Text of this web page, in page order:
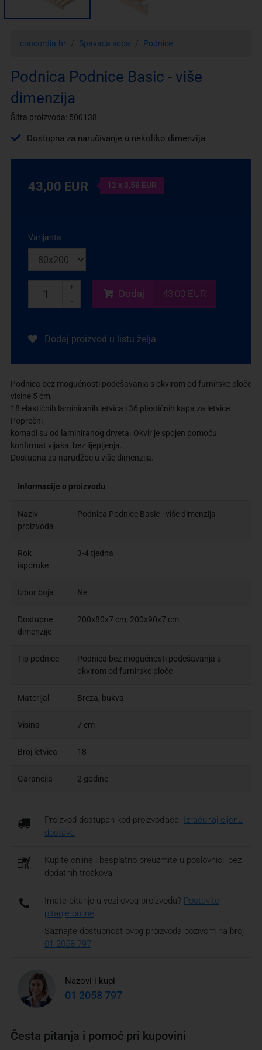
concordia.hr Spavaća soba Podnice
Podnica Podnice Basic - više
dimenzija
Šifra proizvoda: 500138
Dostupna za naručivanje u nekoliko dimenzija
43,00 EUR 12 x 3,58 EUR
Varijanta
+
-
Dodaj 43,00 EUR
Dodaj proizvod u listu želja
Podnica bez mogućnosti podešavanja s okvirom od furnirske ploče
visine 5 cm,
18 elastičnih laminiranih letvica i 36 plastičnih kapa za letvice.
Poprečni
komadi su od laminiranog drveta. Okvir je spojen pomoću
konfirmat vijaka, bez lijepljenja.
Dostupna za narudžbe u više dimenzija.
Informacije o proizvodu
Naziv
proizvoda
Podnica Podnice Basic - više dimenzija
Rok
isporuke
3-4 tjedna
Izbor boja Ne
Dostupne
dimenzije
200x80x7 cm; 200x90x7 cm
Tip podnice
Podnica bez mogućnosti podešavanja s
okvirom od furnirske ploče
Materijal Breza, bukva
Visina 7 cm
Broj letvica 18
Garancija 2 godine
Proizvod dostupan kod proizvođača.
Izračunaj cijenu
dostave
Kupite online i besplatno preuzmite u poslovnici, bez
dodatnih troškova
Imate pitanje u vezi ovog proizvoda? Postavite
pitanje online
Saznajte dostupnost ovog proizvoda pozivom na broj
01 2058 797
Nazovi i kupi
01 2058 797
Česta pitanja i pomoć pri kupovini